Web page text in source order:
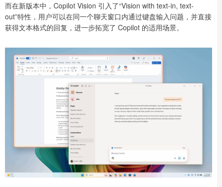
而在新版本中，Copilot Vision 引入了“Vision with text-in, text-
out”特性，用户可以在同一个聊天窗口内通过键盘输入问题，并直接
获得文本格式的回复，进一步拓宽了 Copilot 的适用场景。